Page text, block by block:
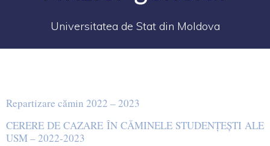
Universitatea de Stat din Moldova
Repartizare cămin 2022 – 2023
CERERE DE CAZARE ÎN CĂMINELE STUDENȚEȘTI ALE
USM – 2022-2023